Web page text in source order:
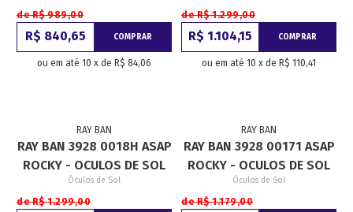
de R$ 989,00
R$ 840,65 COMPRAR
ou em até 10 x de R$ 84,06
de R$ 1.299,00
R$ 1.104,15 COMPRAR
ou em até 10 x de R$ 110,41
RAY BAN
RAY BAN 3928 0018H ASAP
ROCKY - OCULOS DE SOL
Óculos de Sol
de R$ 1.299,00
RAY BAN
RAY BAN 3928 00171 ASAP
ROCKY - OCULOS DE SOL
Óculos de Sol
de R$ 1.179,00